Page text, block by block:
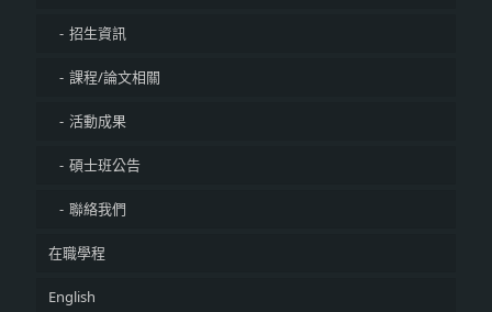
招生資訊
課程/論文相關
活動成果
碩士班公告
聯絡我們
在職學程
English